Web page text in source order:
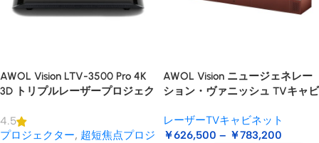
AWOL Vision LTV-3500 Pro 4K
3D トリプルレーザープロジェク
4.5
プロジェクター, 超短焦点プロジ
AWOL Vision ニュージェネレー
ション・ヴァニッシュ TVキャビ
レーザーTVキャビネット
￥626,500 – ￥783,200